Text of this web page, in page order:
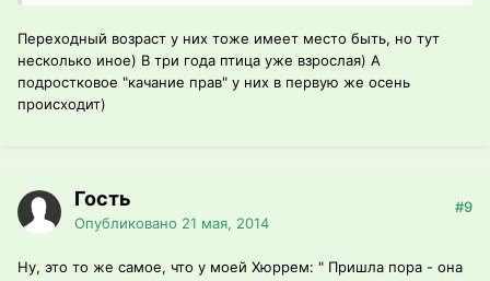
Переходный возраст у них тоже имеет место быть, но тут
несколько иное) В три года птица уже взрослая) А
подростковое "качание прав" у них в первую же осень
происходит)
Гость
Опубликовано 21 мая, 2014
#9
Ну, это то же самое, что у моей Хюррем: " Пришла пора - она